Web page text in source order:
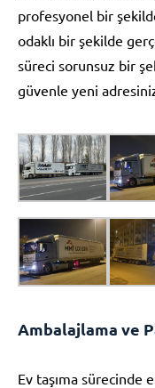
profesyonel bir
odaklı bir şekilde
süreci sorunsuz bir
güvenle yeni
Ambalajlama ve
Ev taşıma sürecinde